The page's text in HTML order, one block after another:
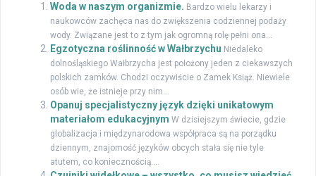
Woda w naszym organizmie. Bardzo wielu lekarzy i
naukowców zachęca nas do zwiększenia codziennej podaży
wody. Związane jest to z tym jak ogromną rolę pełni ona...
Egzotyczna roślinność w Wałbrzychu Niedaleko
dolnośląskiego Wałbrzycha jest położony jeden z ciekawszych
polskich zamków. Chodzi oczywiście o Zamek Książ. Niewiele
osób wie, że istnieje przy nim...
Opanuj specjalistyczny język dzięki unikatowym
materiałom edukacyjnym W dzisiejszym świecie, gdzie
globalizacja i międzynarodowa współpraca są na porządku
dziennym, znajomość języków obcych stała się nie tyle
atutem, co koniecznością....